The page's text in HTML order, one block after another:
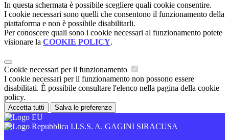
In questa schermata è possibile scegliere quali cookie consentire.
I cookie necessari sono quelli che consentono il funzionamento della
piattaforma e non è possibile disabilitarli.
Per conoscere quali sono i cookie necessari al funzionamento potete
visionare la COOKIE POLICY.
Cookie necessari per il funzionamento
I cookie necessari per il funzionamento non possono essere
disabilitati. È possibile consultare l'elenco nella pagina della cookie
policy.
Accetta tutti Salva le preferenze
I.I.S.S. A. GAGINI SIRACUSA